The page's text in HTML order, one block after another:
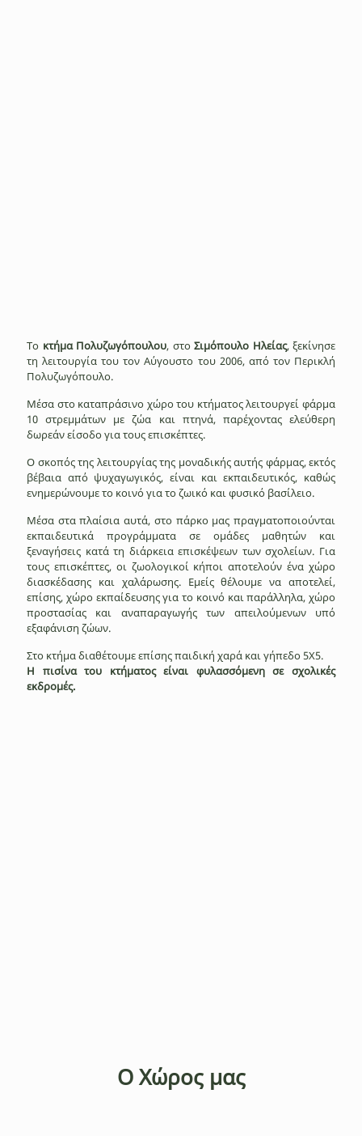
Το κτήμα Πολυζωγόπουλου, στοΣιμόπουλο Ηλείας, ξεκίνησε
τη λειτουργία του τον Αύγουστο του 2006, από τον Περικλή
Πολυζωγόπουλο.
Μέσα στο καταπράσινο χώρο του κτήματος λειτουργεί φάρμα
10 στρεμμάτων με ζώα και πτηνά, παρέχοντας ελεύθερη
δωρεάν είσοδο για τους επισκέπτες.
Ο σκοπός της λειτουργίας της μοναδικής αυτής φάρμας, εκτός
βέβαια από ψυχαγωγικός, είναι και εκπαιδευτικός, καθώς
ενημερώνουμε το κοινό για το ζωικό και φυσικό βασίλειο.
Μέσα στα πλαίσια αυτά, στο πάρκο μας πραγματοποιούνται
εκπαιδευτικά προγράμματα σε ομάδες μαθητών και
ξεναγήσεις κατά τη διάρκεια επισκέψεων των σχολείων. Για
τους επισκέπτες, οι ζωολογικοί κήποι αποτελούν ένα χώρο
διασκέδασης και χαλάρωσης. Εμείς θέλουμε να αποτελεί,
επίσης, χώρο εκπαίδευσης για το κοινό και παράλληλα, χώρο
προστασίας και αναπαραγωγής των απειλούμενων υπό
εξαφάνιση ζώων.
Στο κτήμα διαθέτουμε επίσης παιδική χαρά και γήπεδο 5Χ5.
Η πισίνα του κτήματος είναι φυλασσόμενη σε σχολικές
εκδρομές.
Ο Χώρος μας